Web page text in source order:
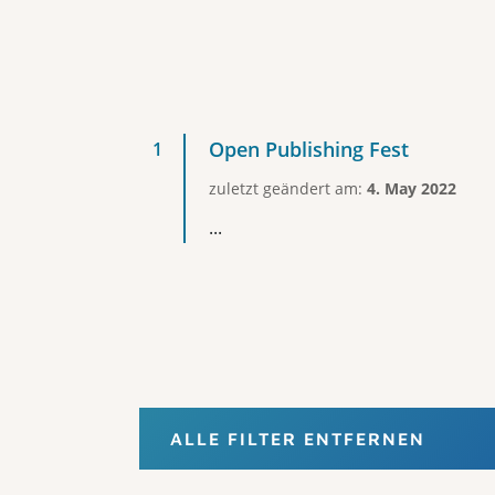
Open Publishing Fest
zuletzt geändert am: 4. May 2022
...
ALLE FILTER ENTFERNEN